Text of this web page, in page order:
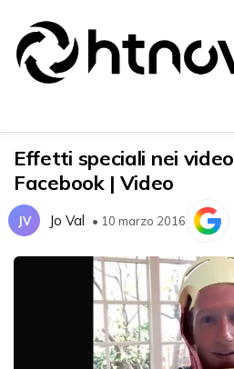
Effetti speciali nei
Facebook | Video
JV Jo Val • 10 marzo 2016